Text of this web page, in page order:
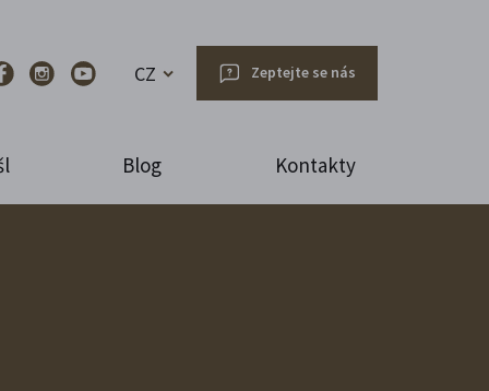
CZ Zeptejte se nás
Blog Kontakty